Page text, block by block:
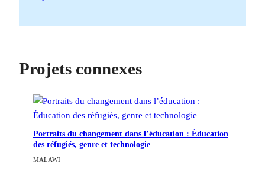
Projets connexes
Portraits du changement dans l’éducation : Éducation
des réfugiés, genre et technologie
MALAWI